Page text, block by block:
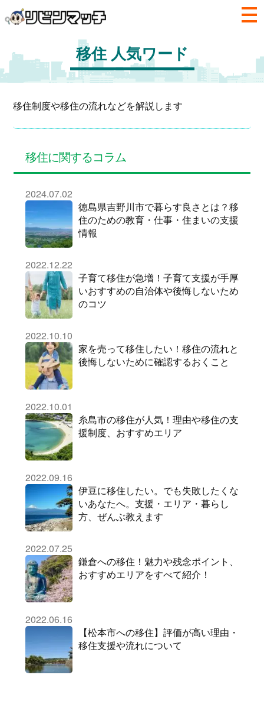
移住 人気ワード
移住制度や移住の流れなどを解説します
移住に関するコラム
2024.07.02
徳島県吉野川市で暮らす良さとは？移
住のための教育・仕事・住まいの支援
情報
2022.12.22
子育て移住が急増！子育て支援が手厚
いおすすめの自治体や後悔しないため
のコツ
2022.10.10
家を売って移住したい！移住の流れと
後悔しないために確認するおくこと
2022.10.01
糸島市の移住が人気！理由や移住の支
援制度、おすすめエリア
2022.09.16
伊豆に移住したい。でも失敗したくな
いあなたへ。支援・エリア・暮らし
方、ぜんぶ教えます
2022.07.25
鎌倉への移住！魅力や残念ポイント、
おすすめエリアをすべて紹介！
2022.06.16
【松本市への移住】評価が高い理由・
移住支援や流れについて